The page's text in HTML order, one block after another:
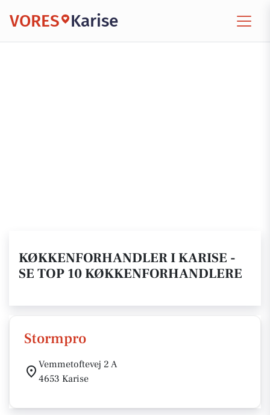
VORES Karise
KØKKENFORHANDLER I KARISE -
SE TOP 10 KØKKENFORHANDLERE
Stormpro
Vemmetoftevej 2 A
4653 Karise